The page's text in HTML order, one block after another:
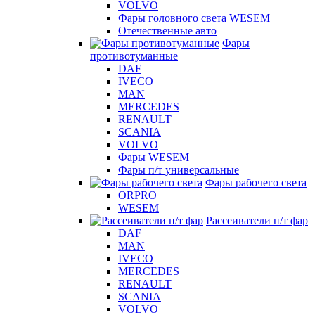
VOLVO
Фары головного света WESEM
Отечественные авто
Фары
противотуманные
DAF
IVECO
MAN
MERCEDES
RENAULT
SCANIA
VOLVO
Фары WESEM
Фары п/т универсальные
Фары рабочего света
ORPRO
WESEM
Рассеиватели п/т фар
DAF
MAN
IVECO
MERCEDES
RENAULT
SCANIA
VOLVO